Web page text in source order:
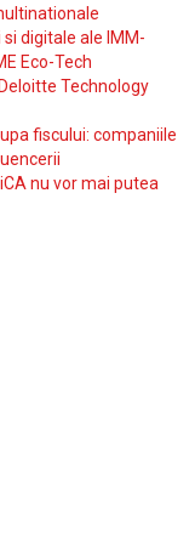
digitale ale IMM-
Eco-Tech
Technology
fiscului: companiile
nu vor mai putea